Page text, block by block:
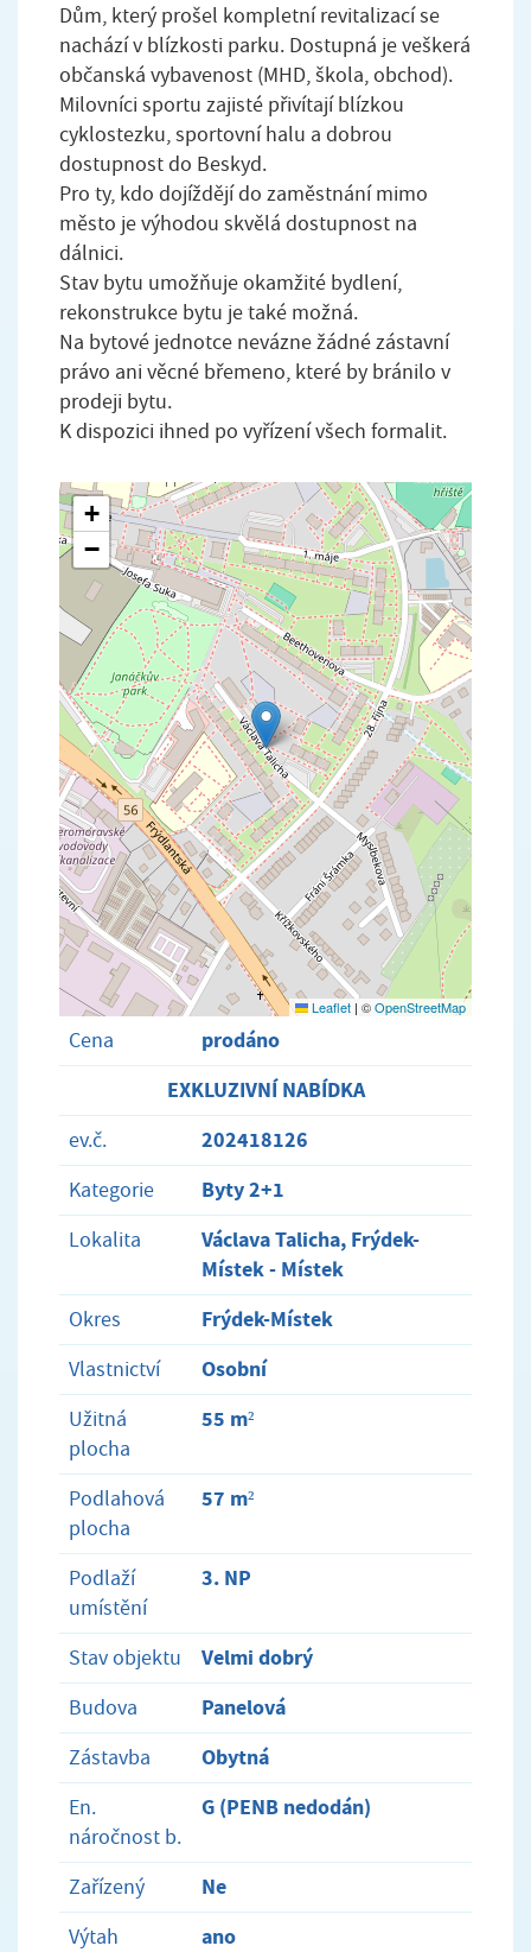
Dům, který prošel kompletní revitalizací se
nachází v blízkosti parku. Dostupná je veškerá
občanská vybavenost (MHD, škola, obchod).
Milovníci sportu zajisté přivítají blízkou
cyklostezku, sportovní halu a dobrou
dostupnost do Beskyd.
Pro ty, kdo dojíždějí do zaměstnání mimo
město je výhodou skvělá dostupnost na
dálnici.
Stav bytu umožňuje okamžité bydlení,
rekonstrukce bytu je také možná.
Na bytové jednotce nevázne žádné zástavní
právo ani věcné břemeno, které by bránilo v
prodeji bytu.
K dispozici ihned po vyřízení všech formalit.
+
−
Leaflet | ©OpenStreetMap
Cena
prodáno
EXKLUZIVNÍ NABÍDKA
ev.č. 202418126
Kategorie Byty 2+1
Lokalita
Václava Talicha, Frýdek-
Místek - Místek
Okres Frýdek-Místek
Vlastnictví Osobní
Užitná
plocha
55 m²
Podlahová
plocha
57 m²
Podlaží
umístění
3. NP
Stav objektu Velmi dobrý
Budova Panelová
Zástavba Obytná
En.
náročnost b.
G (PENB nedodán)
Zařízený Ne
Výtah ano